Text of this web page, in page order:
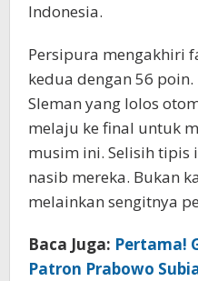
Indonesia.
Persipura mengakhiri
kedua dengan 56
Sleman yang lolos
melaju ke final untuk
musim ini. Selisih tipis
nasib mereka. Bukan
melainkan sengitnya
Baca Juga: Pertama!
Patron Prabowo